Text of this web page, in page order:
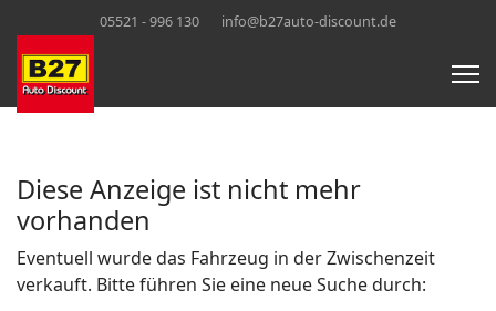
05521 - 996 130 info@b27auto-discount.de
Diese Anzeige ist nicht mehr
vorhanden
Eventuell wurde das Fahrzeug in der Zwischenzeit
verkauft. Bitte führen Sie eine neue Suche durch: